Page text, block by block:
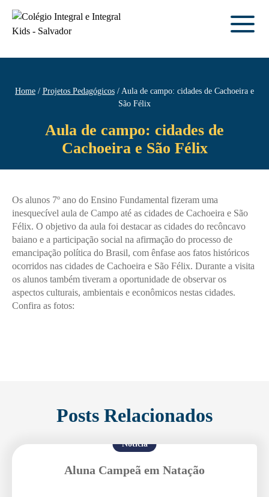
Home Projetos Pedagógicos
Aula de campo: cidades de Cachoeira e
São Félix
Aula de campo: cidades de
Cachoeira e São Félix
Os alunos 7º ano do Ensino Fundamental fizeram uma
inesquecível aula de Campo até as cidades de Cachoeira e São
Félix. O objetivo da aula foi destacar as cidades do recôncavo
baiano e a participação social na afirmação do processo de
emancipação política do Brasil, com ênfase aos fatos históricos
ocorridos nas cidades de Cachoeira e São Félix. Durante a visita
os alunos também tiveram a oportunidade de observar os
aspectos culturais, ambientais e econômicos nestas cidades.
Confira as fotos:
Posts Relacionados
Notícia
Aluna Campeã em Natação